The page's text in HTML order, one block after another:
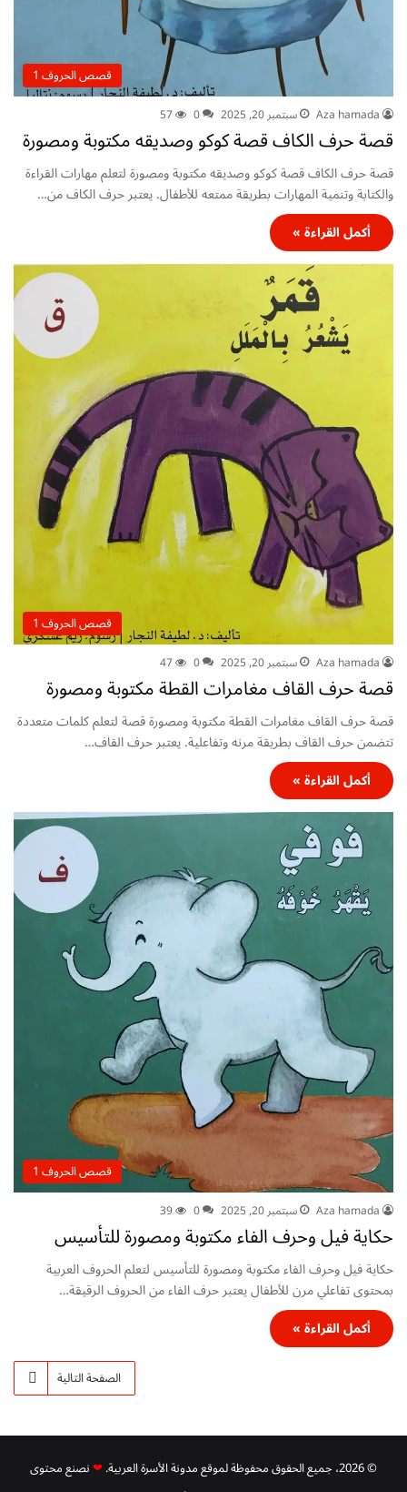
قصص الحروف 1
Aza hamada سبتمبر 20, 2025 0
57
قصة حرف الكاف قصة كوكو وصديقه مكتوبة ومصورة
قصة حرف الكاف قصة كوكو وصديقه مكتوبة ومصورة لتعلم مهارات القراءة
والكتابة وتنمية المهارات بطريقة ممتعه للأطفال. يعتبر حرف الكاف من…
أكمل القراءة »
قصص الحروف 1
Aza hamada سبتمبر 20, 2025 0
47
قصة حرف القاف مغامرات القطة مكتوبة ومصورة
قصة حرف القاف مغامرات القطة مكتوبة ومصورة قصة لتعلم كلمات متعددة
تتضمن حرف القاف بطريقة مرنه وتفاعلية. يعتبر حرف القاف…
أكمل القراءة »
قصص الحروف 1
Aza hamada سبتمبر 20, 2025 0
39
حكاية فيل وحرف الفاء مكتوبة ومصورة للتأسيس
حكاية فيل وحرف الفاء مكتوبة ومصورة للتأسيس لتعلم الحروف العربية
بمحتوى تفاعلي مرن للأطفال يعتبر حرف الفاء من الحروف الرقيقة…
أكمل القراءة »
الصفحة التالية
© 2026، جميع الحقوق محفوظة لموقع مدونة الأسرة العربية. ❤نصنع محتوى